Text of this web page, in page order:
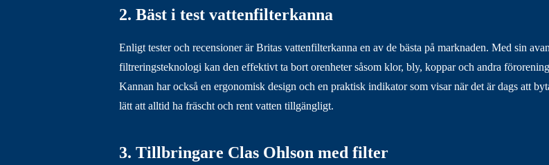
2. Bäst i test vattenfilterkanna
Enligt tester och recensioner är Britas vattenfilterkanna en av de bästa på marknaden. Med sin
filtreringsteknologi kan den effektivt ta bort orenheter såsom klor, bly, koppar och andra
Kannan har också en ergonomisk design och en praktisk indikator som visar när det är dags att
lätt att alltid ha fräscht och rent vatten tillgängligt.
3. Tillbringare Clas Ohlson med filter